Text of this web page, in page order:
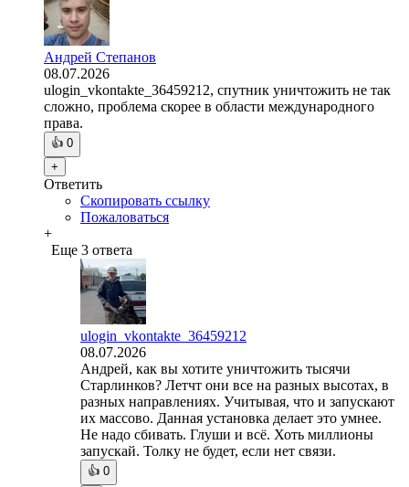
Андрей Степанов
08.07.2026
ulogin_vkontakte_36459212, спутник уничтожить не так
сложно, проблема скорее в области международного
права.
👍 0
+
Ответить
Скопировать ссылку
Пожаловаться
+
Еще 3 ответа
ulogin_vkontakte_36459212
08.07.2026
Андрей, как вы хотите уничтожить тысячи
Старлинков? Летчт они все на разных высотах, в
разных направлениях. Учитывая, что и запускают
их массово. Данная установка делает это умнее.
Не надо сбивать. Глуши и всё. Хоть миллионы
запускай. Толку не будет, если нет связи.
👍 0